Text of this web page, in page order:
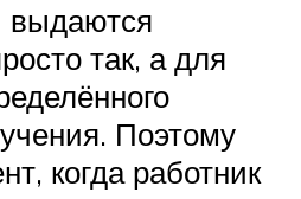
выдаются
так, а для
Поэтому
когда работник